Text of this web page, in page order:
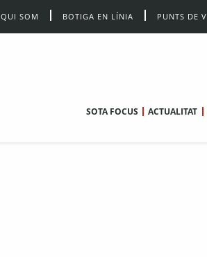
QUI SOM BOTIGA EN LÍNIA PUNTS DE
SOTA FOCUS ACTUALITAT